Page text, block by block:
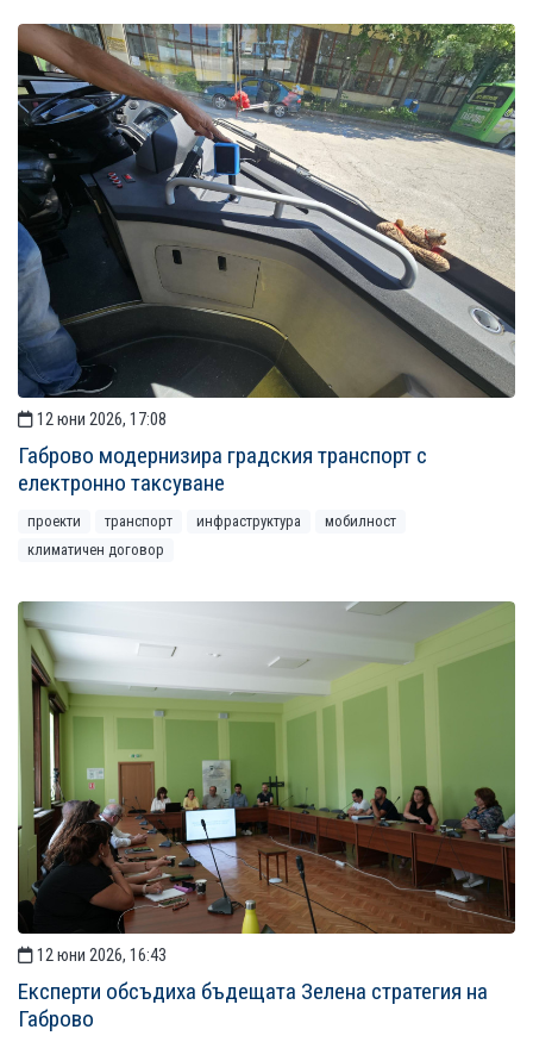
12 юни 2026, 17:08
Габрово модернизира градския транспорт с
електронно таксуване
проекти транспорт инфраструктура
мобилност
климатичен договор
12 юни 2026, 16:43
Експерти обсъдиха бъдещата Зелена стратегия на
Габрово